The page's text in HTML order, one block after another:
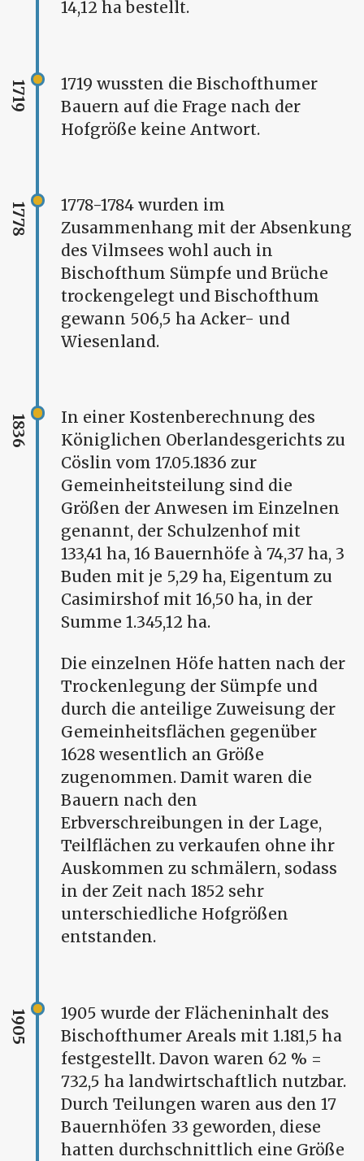
14,12 ha bestellt.
1719
1719 wussten die Bischofthumer
Bauern auf die Frage nach der
Hofgröße keine Antwort.
1778
1778-1784 wurden im
Zusammenhang mit der Absenkung
des Vilmsees wohl auch in
Bischofthum Sümpfe und Brüche
trockengelegt und Bischofthum
gewann 506,5 ha Acker- und
Wiesenland.
1836
In einer Kostenberechnung des
Königlichen Oberlandesgerichts zu
Cöslin vom 17.05.1836 zur
Gemeinheitsteilung sind die
Größen der Anwesen im Einzelnen
genannt, der Schulzenhof mit
133,41 ha, 16 Bauernhöfe à 74,37 ha, 3
Buden mit je 5,29 ha, Eigentum zu
Casimirshof mit 16,50 ha, in der
Summe 1.345,12 ha.
Die einzelnen Höfe hatten nach der
Trockenlegung der Sümpfe und
durch die anteilige Zuweisung der
Gemeinheitsflächen gegenüber
1628 wesentlich an Größe
zugenommen. Damit waren die
Bauern nach den
Erbverschreibungen in der Lage,
Teilflächen zu verkaufen ohne ihr
Auskommen zu schmälern, sodass
in der Zeit nach 1852 sehr
unterschiedliche Hofgrößen
entstanden.
1905
1905 wurde der Flächeninhalt des
Bischofthumer Areals mit 1.181,5 ha
festgestellt. Davon waren 62 % =
732,5 ha landwirtschaftlich nutzbar.
Durch Teilungen waren aus den 17
Bauernhöfen 33 geworden, diese
hatten durchschnittlich eine Größe